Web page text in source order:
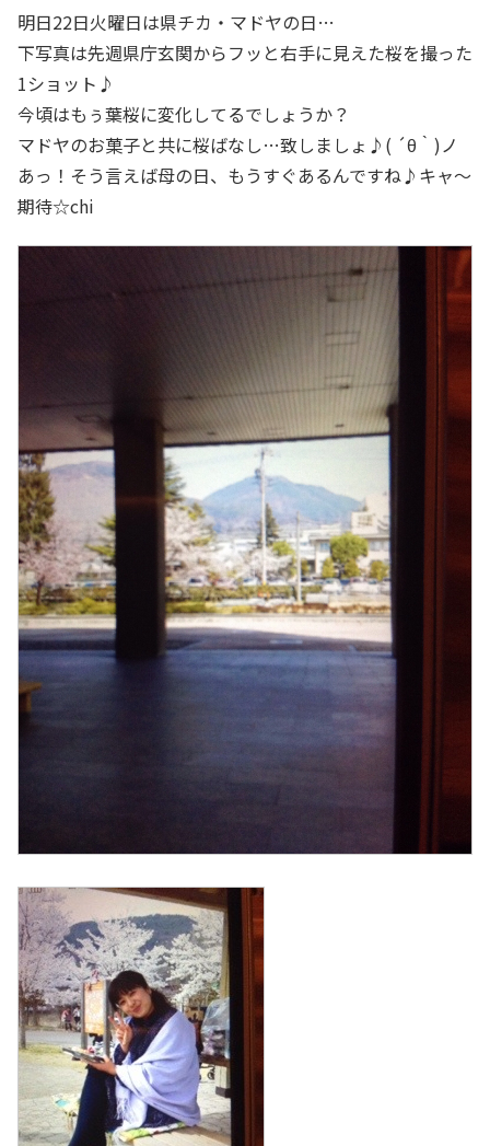
明日22日火曜日は県チカ・マドヤの日…
下写真は先週県庁玄関からフッと右手に見えた桜を撮った
1ショット♪
今頃はもぅ葉桜に変化してるでしょうか？
マドヤのお菓子と共に桜ばなし…致しましょ♪( ´θ｀)ノ
あっ！そう言えば母の日、もうすぐあるんですね♪キャ〜
期待☆chi